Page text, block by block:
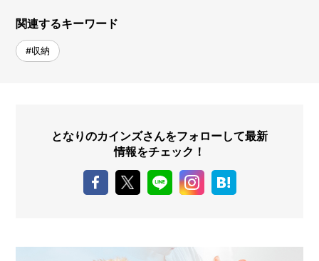
関連するキーワード
#収納
となりのカインズさんをフォローして最新
情報をチェック！